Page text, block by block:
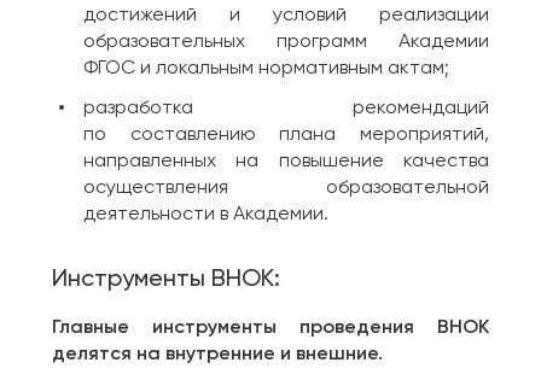
достижений и условий реализации
образовательных программ Академии
ФГОС и локальным нормативным актам;
разработка рекомендаций
по составлению плана мероприятий,
направленных на повышение качества
осуществления образовательной
деятельности в Академии.
Инструменты ВНОК:
Главные инструменты проведения ВНОК
делятся на внутренние и внешние.